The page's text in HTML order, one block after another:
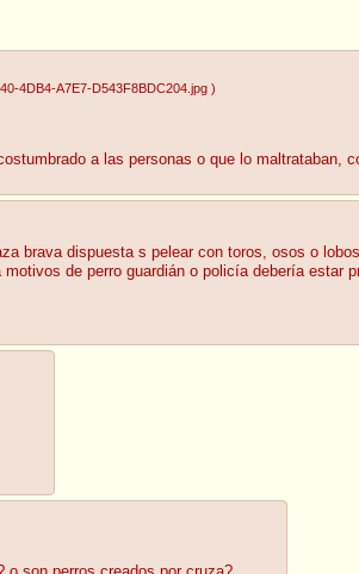
4DB4-A7E7-D543F8BDC204.jpg )
a las personas o que lo
brava dispuesta s pelear con toros, osos o
de perro guardián o policía debería